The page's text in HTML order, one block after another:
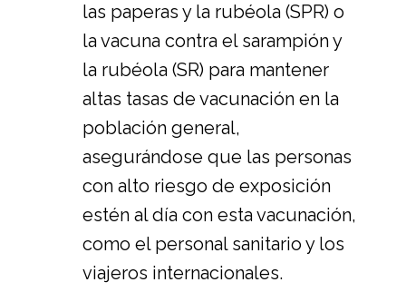
las paperas y la rubéola (SPR) o
la vacuna contra el sarampión y
la rubéola (SR) para mantener
altas tasas de vacunación en la
población general,
asegurándose que las personas
con alto riesgo de exposición
estén al día con esta vacunación,
como el personal sanitario y los
viajeros internacionales.